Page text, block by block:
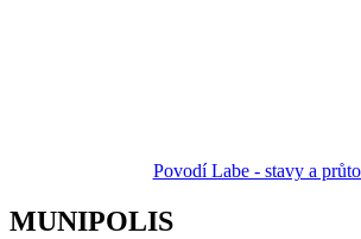
Povodí Labe - stavy a
MUNIPOLIS